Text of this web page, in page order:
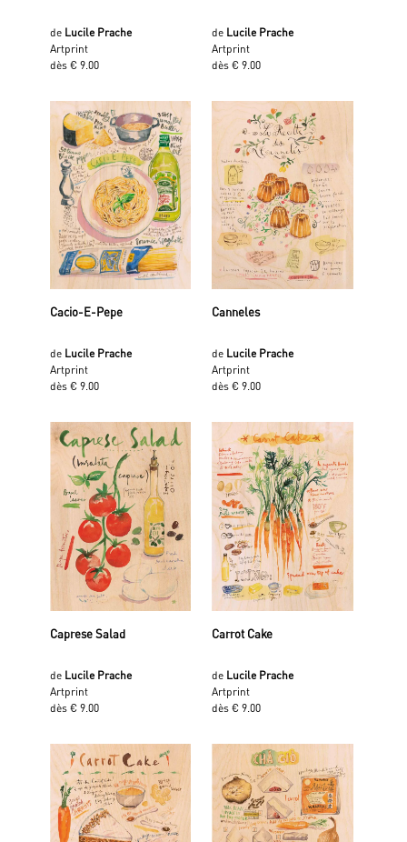
de Lucile Prache
Artprint
dès € 9.00
de Lucile Prache
Artprint
dès € 9.00
Cacio-E-Pepe
de Lucile Prache
Artprint
dès € 9.00
Canneles
de Lucile Prache
Artprint
dès € 9.00
Caprese Salad
de Lucile Prache
Artprint
dès € 9.00
Carrot Cake
de Lucile Prache
Artprint
dès € 9.00